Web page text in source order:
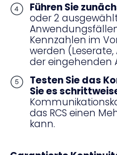
Führen Sie
oder 2
Kennzahlen im
werden (Leserate,
der eingehenden
Testen Sie das
Sie es
das RCS einen
kann.